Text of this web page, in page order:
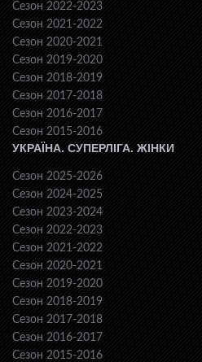
Сезон 2022-2023
Сезон 2021-2022
Сезон 2020-2021
Сезон 2019-2020
Сезон 2018-2019
Сезон 2017-2018
Сезон 2016-2017
Сезон 2015-2016
УКРАЇНА. СУПЕРЛІГА. ЖІНКИ
Сезон 2025-2026
Сезон 2024-2025
Сезон 2023-2024
Сезон 2022-2023
Сезон 2021-2022
Сезон 2020-2021
Сезон 2019-2020
Сезон 2018-2019
Сезон 2017-2018
Сезон 2016-2017
Сезон 2015-2016